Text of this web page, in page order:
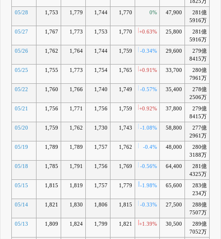
05/28
1,753 1,779 1,744 1,770 0% 47,900
281億
5916万
05/27 1,767 1,773 1,753 1,770 +0.63% 25,800
281億
5916万
05/26 1,762 1,764 1,744 1,759 -0.34% 29,600
279億
8415万
05/25 1,755 1,773 1,754 1,765 +0.91% 33,700
280億
7961万
05/22 1,760 1,766 1,740 1,749 -0.57% 35,400
278億
2506万
05/21 1,756 1,771 1,756 1,759 +0.92% 37,800
279億
8415万
05/20 1,759 1,762 1,730 1,743 -1.08% 58,800
277億
2961万
05/19 1,789 1,789 1,757 1,762 -0.4% 48,000
280億
3188万
05/18 1,785 1,791 1,756 1,769 -0.56% 64,400
281億
4325万
05/15 1,815 1,819 1,757 1,779 -1.98% 65,600
283億
234万
05/14 1,821 1,830 1,806 1,815 -0.33% 27,500
288億
7507万
05/13 1,809 1,824 1,799 1,821 +1.39% 30,500
289億
7052万